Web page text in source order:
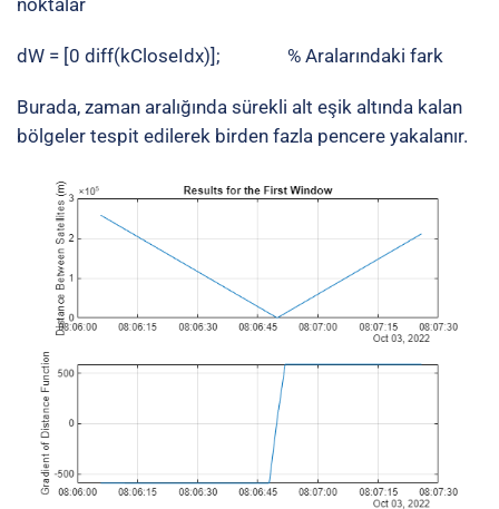
dW = [0 diff(kCloseIdx)]; % Aralarındaki fark
Burada, zaman aralığında sürekli alt eşik altında kalan
bölgeler tespit edilerek birden fazla pencere yakalanır.